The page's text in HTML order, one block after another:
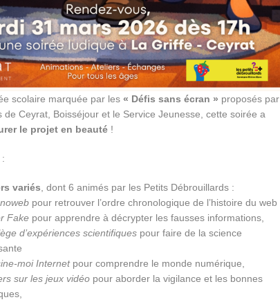
scolaire marquée par les« Défis sans écran » proposés par
de Ceyrat, Boisséjour et le Service Jeunesse, cette soirée a
le projet en beauté !
variés , dont 6 animés par les Petits Débrouillards :
pour retrouver l’ordre chronologique de l’histoire du web
Fake pour apprendre à décrypter les fausses informations,
d’expériences scientifiques pour faire de la science
moi Internetpour comprendre le monde numérique,
sur les jeux vidéo pour aborder la vigilance et les bonnes